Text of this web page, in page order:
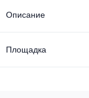
Описание
Площадка